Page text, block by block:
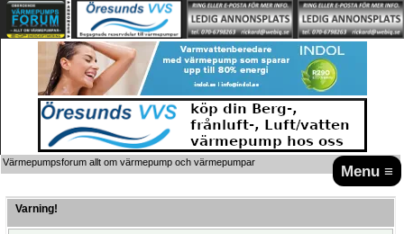
Menu ≡
Värmepumpsforum allt om värmepump och värmepumpar
Varning!